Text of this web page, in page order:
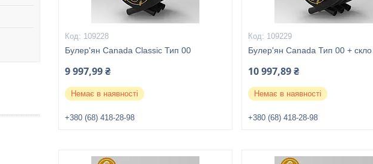
109228
Булер'ян Canada Classic Тип 00
9 997,99 ₴
Немає в наявності
+380 (68) 418-28-98
109229
Булер'ян Canada Тип 00 + скло
10 997,89 ₴
Немає в наявності
+380 (68) 418-28-98